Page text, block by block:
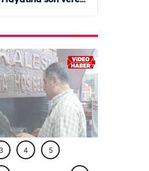
3 4 5